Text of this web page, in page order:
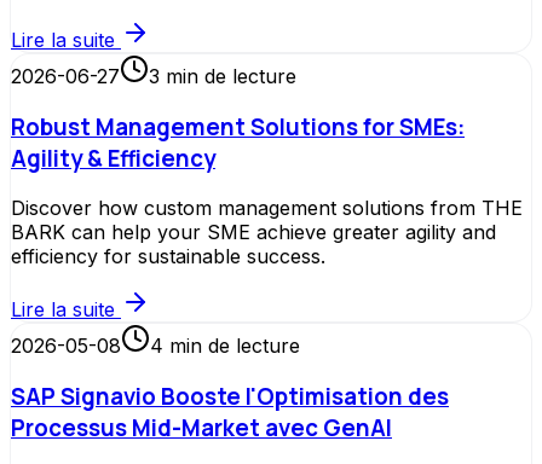
Lire la suite
2026-06-27
3 min de lecture
Robust Management Solutions for SMEs:
Agility & Efficiency
Discover how custom management solutions from THE
BARK can help your SME achieve greater agility and
efficiency for sustainable success.
Lire la suite
2026-05-08
4 min de lecture
SAP Signavio Booste l'Optimisation des
Processus Mid-Market avec GenAI